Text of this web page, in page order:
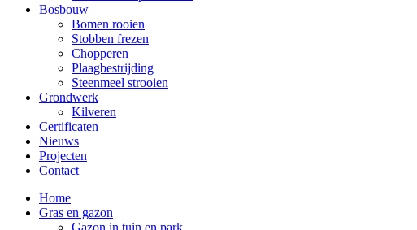
Bosbouw
Bomen rooien
Stobben frezen
Chopperen
Plaagbestrijding
Steenmeel strooien
Grondwerk
Kilveren
Certificaten
Nieuws
Projecten
Contact
Home
Gras en gazon
Gazon in tuin en park